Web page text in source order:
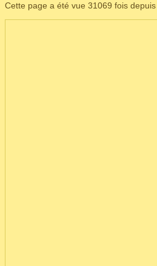
Cette page a été vue 31069 fois